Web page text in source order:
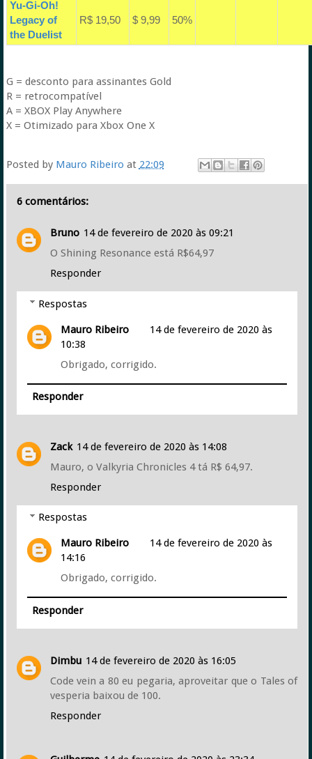
Yu-Gi-Oh!
Legacy of
the Duelist
R$ 19,50 $ 9,99 50%
G = desconto para assinantes Gold
R = retrocompatível
A = XBOX Play Anywhere
X = Otimizado para Xbox One X
Posted by Mauro Ribeiro at 22:09
6 comentários:
Bruno 14 de fevereiro de 2020 às 09:21
O Shining Resonance está R$64,97
Responder
Respostas
Mauro Ribeiro
14 de fevereiro de 2020 às
10:38
Obrigado, corrigido.
Responder
Zack 14 de fevereiro de 2020 às 14:08
Mauro, o Valkyria Chronicles 4 tá R$ 64,97.
Responder
Respostas
Mauro Ribeiro
14 de fevereiro de 2020 às
14:16
Obrigado, corrigido.
Responder
Dimbu 14 de fevereiro de 2020 às 16:05
Code vein a 80 eu pegaria, aproveitar que o Tales of
vesperia baixou de 100.
Responder